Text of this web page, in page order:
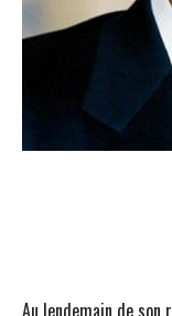
Au lendemain de son